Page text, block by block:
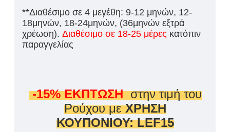
**Διαθέσιμο σε 4 μεγέθη: 9-12 μηνών, 12-
18μηνών, 18-24μηνών, (36μηνών εξτρά
χρέωση). Διαθέσιμο σε 18-25 μέρες κατόπιν
παραγγελίας
-15% ΕΚΠΤΩΣΗστην τιμή του
Ρούχου μεΧΡΗΣΗ
ΚΟΥΠΟΝΙΟΥ: LEF15